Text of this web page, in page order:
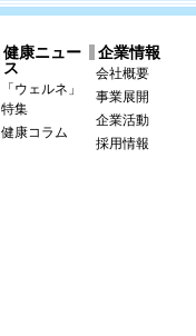
健康ニュー
ス
「ウェルネ」
特集
健康コラム
企業情報
会社概要
事業展開
企業活動
採用情報